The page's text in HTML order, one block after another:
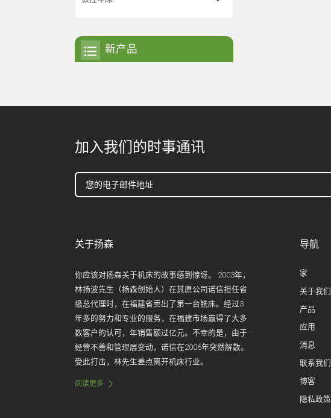
新产品
加入我们的时事通讯
关于扬森
你应该对扬森关于机床的故事感到惊讶。 2003年，
林扬波先生（扬森创始人）在其原公司诺信担任省
级总代理时，在福建省卖出了第一台铣床。经过3
年多的努力和专业的服务，在福建市场赢得了大多
数客户的认可，年销售额过亿元。不幸的是，由于
经营不善和管理层变动，诺信在2006年突然解散。
受此打击，林先生差点离开机床行业。
阅读更多
导航
家
关于我们
产品
应用
消息
联系我们
博客
隐私政策